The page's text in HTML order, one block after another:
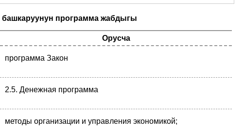
башкаруунун программа жабдыгы
Орусча
программа Закон
2.5. Денежная программа
методы организации и управления экономикой;